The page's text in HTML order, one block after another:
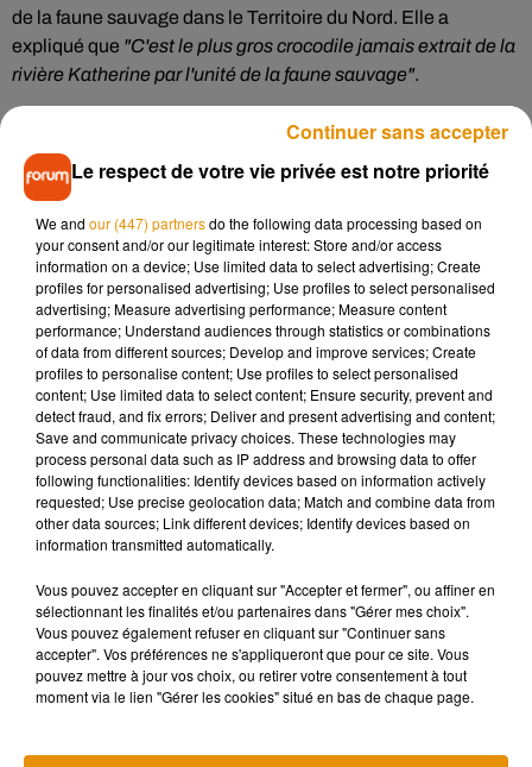
de la faune sauvage dans le Territoire du Nord. Elle a
expliqué que "C'est le plus gros crocodile jamais extrait de la
rivière Katherine par l'unité de la faune sauvage".
Ce crocodile fait partie de la famille des crocodiles marins,
aussi appelés crocodiles d'eau salée. Cette espèce,
protégée depuis 1971 a vu sa population exploser dans le
nord de l'Australie ces dernières années.
'We've never seen one this big': Rangers in the Northern
Territory capture crocodile weighing a whopping 600kg after
decade-long hunt - and the beast is longer than most CARS
https://t.co/cj82VsGHoipic.twitter.com/rXn0rI0QJT
— Daily Mail Australia (@DailyMailAU)10 juillet 2018
Musique
7 août 2026
Sensation » avec Kylie Minogue
Le respect de votre vie privée est notre priorité
We and our (447) partnersdo the following data processing based on
your consent and/or our legitimate interest: Store and/or access
information on a device; Use limited data to select advertising; Create
profiles for personalised advertising; Use profiles to select personalised
advertising; Measure advertising performance; Measure content
performance; Understand audiences through statistics or combinations
of data from different sources; Develop and improve services; Create
profiles to personalise content; Use profiles to select personalised
content; Use limited data to select content; Ensure security, prevent and
detect fraud, and fix errors; Deliver and present advertising and content;
Save and communicate privacy choices. These technologies may
process personal data such as IP address and browsing data to offer
following functionalities: Identify devices based on information actively
requested; Use precise geolocation data; Match and combine data from
other data sources; Link different devices; Identify devices based on
information transmitted automatically.
Vous pouvez accepter en cliquant sur "Accepter et fermer", ou affiner en
sélectionnant les finalités et/ou partenaires dans "Gérer mes choix".
Vous pouvez également refuser en cliquant sur "Continuer sans
accepter". Vos préférences ne s'appliqueront que pour ce site. Vous
pouvez mettre à jour vos choix, ou retirer votre consentement à tout
moment via le lien "Gérer les cookies" situé en bas de chaque page.
Continuer sans accepter